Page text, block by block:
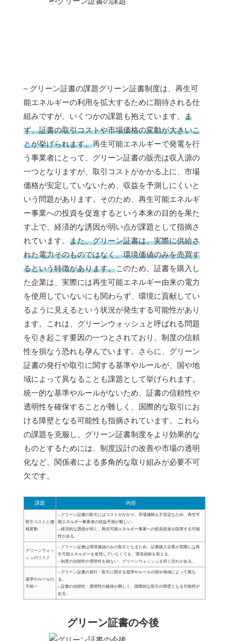
– グリーン証書の課題グリーン証書制度は、再生可
能エネルギーの利用を拡大するために期待される仕
組みですが、いくつかの課題も抱えています。 ま
ず、証書の取引コストや市場価格の変動が大きいこ
とが挙げられます。再生可能エネルギーで発電を行
う事業者にとって、グリーン証書の販売は収入源の
一つとなりますが、取引コストがかかる上に、市場
価格が安定していないため、収益を予測しにくいと
いう問題があります。そのため、再生可能エネルギ
ー事業への投資を促進するという本来の目的を果た
す上で、経済的な誘因が弱い点が課題として指摘さ
れています。 また、グリーン証書は、実際に供給さ
れた電力そのものではなく、環境価値のみを売買す
るという特徴があります。このため、証書を購入し
た企業は、実際には再生可能エネルギー由来の電力
を使用していないにも関わらず、環境に貢献してい
るように見えるという状況が発生する可能性があり
ます。これは、グリーンウォッシュと呼ばれる問題
を引き起こす要因の一つとされており、制度の信頼
性を損なう恐れも孕んでいます。さらに、グリーン
証書の発行や取引に関する基準やルールが、国や地
域によって異なることも課題として挙げられます。
統一的な基準やルールがないため、証書の信頼性や
透明性を確保することが難しく、国際的な取引にお
ける障壁となる可能性も指摘されています。これら
の課題を克服し、グリーン証書制度をより効果的な
ものとするためには、制度設計の改善や市場の透明
化など、関係者による多角的な取り組みが必要不可
欠です。
課題 内容
取引コストと価
格変動
– グリーン証書の取引にはコストがかかり、市場価格も不安定なため、再生可
能エネルギー事業者の収益予測が難しい。
– 経済的な誘因が弱く、再生可能エネルギー事業への投資促進を阻害する可能
性がある。
グリーンウォッ
シュのリスク
– グリーン証書は環境価値のみの取引となるため、証書購入企業が実際には再
生可能エネルギーを使用していなくても、環境貢献を装える。
– 制度の信頼性や透明性を損ない、グリーンウォッシュを招く恐れがある。
基準やルールの
不統一
– グリーン証書の発行・取引に関する基準やルールが国や地域によって異な
る。
– 証書の信頼性・透明性の確保が難しく、国際的な取引の障壁となる可能性が
ある。
グリーン証書の今後